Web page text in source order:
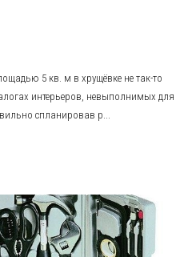
5 кв. м в хрущёвке не так-то
интерьеров, невыполнимых для
спланировав р...